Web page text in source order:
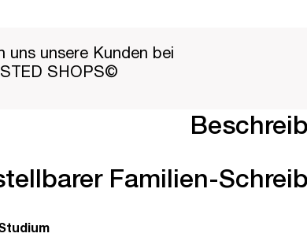
uns unsere Kunden bei
SHOPS©
Familien-